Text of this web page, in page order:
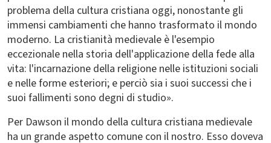
problema della cultura cristiana oggi, nonostante gli
immensi cambiamenti che hanno trasformato il mondo
moderno. La cristianità medievale è l'esempio
eccezionale nella storia dell'applicazione della fede alla
vita: l'incarnazione della religione nelle istituzioni sociali
e nelle forme esteriori; e perciò sia i suoi successi che i
suoi fallimenti sono degni di studio».
Per Dawson il mondo della cultura cristiana medievale
ha un grande aspetto comune con il nostro. Esso doveva